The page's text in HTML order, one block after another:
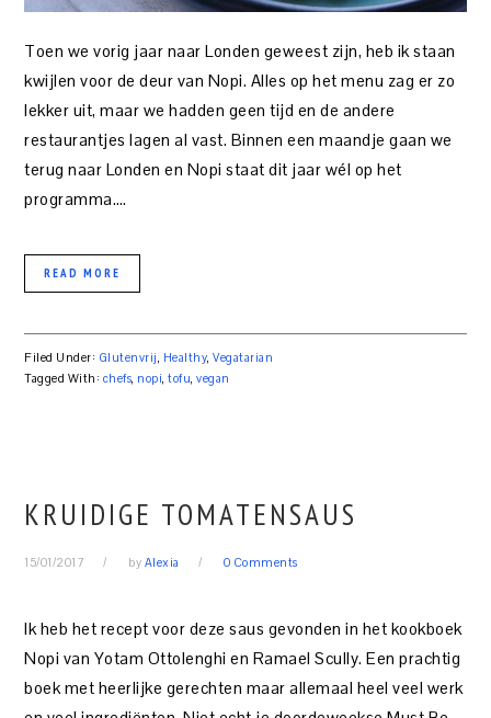
Toen we vorig jaar naar Londen geweest zijn, heb ik staan
kwijlen voor de deur van Nopi. Alles op het menu zag er zo
lekker uit, maar we hadden geen tijd en de andere
restaurantjes lagen al vast. Binnen een maandje gaan we
terug naar Londen en Nopi staat dit jaar wél op het
programma….
READ MORE
Filed Under: Glutenvrij, Healthy,Vegatarian
Tagged With: chefs, nopi,tofu,vegan
KRUIDIGE TOMATENSAUS
15/01/2017 by Alexia 0 Comments
Ik heb het recept voor deze saus gevonden in het kookboek
Nopi van Yotam Ottolenghi en Ramael Scully. Een prachtig
boek met heerlijke gerechten maar allemaal heel veel werk